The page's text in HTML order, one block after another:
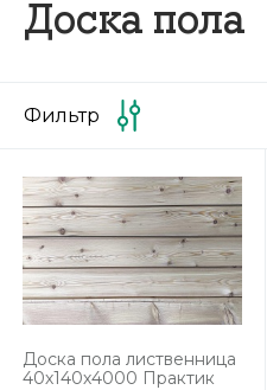
Доска пола
Фильтр
Доска пола лиственница
40х140х4000 Практик